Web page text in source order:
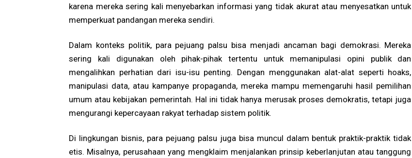
karena mereka sering kali menyebarkan informasi yang tidak akurat atau menyesatkan untuk
memperkuat pandangan mereka sendiri.
Dalam konteks politik, para pejuang palsu bisa menjadi ancaman bagi demokrasi. Mereka
sering kali digunakan oleh pihak-pihak tertentu untuk memanipulasi opini publik dan
mengalihkan perhatian dari isu-isu penting. Dengan menggunakan alat-alat seperti hoaks,
manipulasi data, atau kampanye propaganda, mereka mampu memengaruhi hasil pemilihan
umum atau kebijakan pemerintah. Hal ini tidak hanya merusak proses demokratis, tetapi juga
mengurangi kepercayaan rakyat terhadap sistem politik.
Di lingkungan bisnis, para pejuang palsu juga bisa muncul dalam bentuk praktik-praktik tidak
etis. Misalnya, perusahaan yang mengklaim menjalankan prinsip keberlanjutan atau tanggung